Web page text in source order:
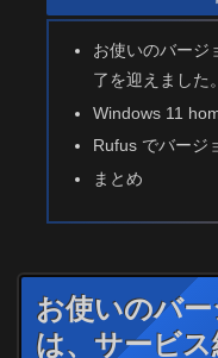
お使いのバージ
了を迎えました。
Windows 11
Rufus でバージ
まとめ
お使いのバ
は、サービス